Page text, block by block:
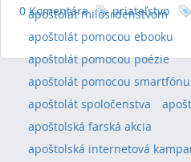
0 Komentáre
priateľstvo
apoštolát milosrdenstvom
apoštolát pomocou ebooku
apoštolát pomocou poézie
apoštolát pomocou smartfónu
apoštolát spoločenstva
apoštolská farská akcia
apoštolská internetová